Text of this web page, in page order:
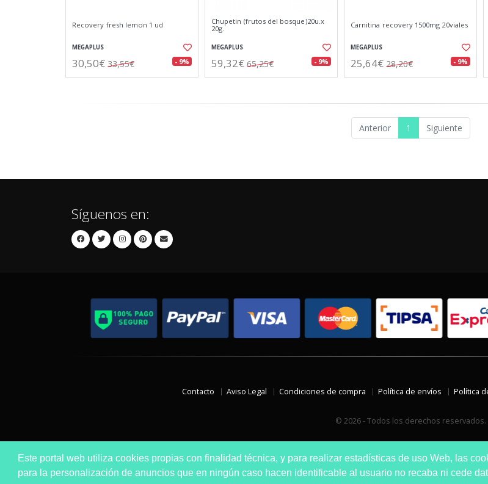
Este portal web utiliza cookies propias con finalidad técnica, y para realizar estadísticas de uso Web, las
para la personalización de anuncios que en ningún caso hacen identificable al usuario no recaba ni cede
Recovery fresh lemon 1 ud
MEGAPLUS
30,50€ 33,55€ - 9%
Chupetin (frutos del bosque)20u.x
20g.
MEGAPLUS
59,32€ 65,25€ - 9%
Carnitina recovery 1500mg 20viales
MEGAPLUS
25,64€ 28,20€ - 9%
Anterior 1 Siguiente
Síguenos en:
Contacto Aviso Legal Condiciones de compra Política de envíos Política
© 2026 - Todos los derechos reservados.